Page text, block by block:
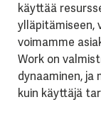
käyttää
ylläpitämiseen,
voimamme
Work on
dynaaminen, ja
kuin käyttäjä